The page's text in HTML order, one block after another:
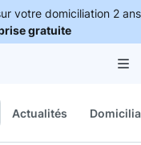
votre domiciliation 2 ans
gratuite
Actualités